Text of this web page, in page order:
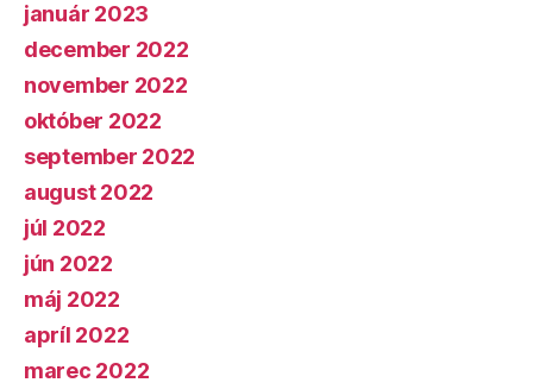
január 2023
december 2022
november 2022
október 2022
september 2022
august 2022
júl 2022
jún 2022
máj 2022
apríl 2022
marec 2022